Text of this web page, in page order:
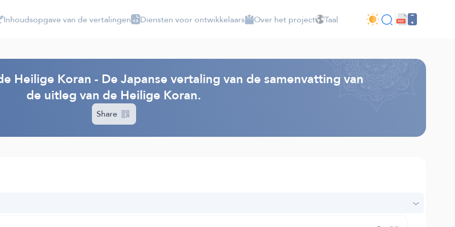
Inhoudsopgave van de vertalingen Diensten voor ontwikkelaars Over het project Taal
Heilige Koran - De Japanse vertaling van de samenvatting van
de uitleg van de Heilige Koran.
Share